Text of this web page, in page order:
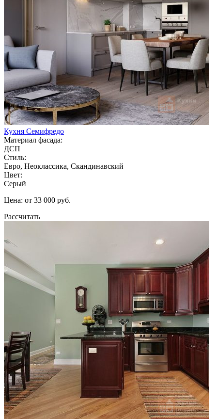
Кухня Семифредо
Материал фасада:
ДСП
Стиль:
Евро, Неоклассика, Скандинавский
Цвет:
Серый
Цена: от 33 000 руб.
Рассчитать